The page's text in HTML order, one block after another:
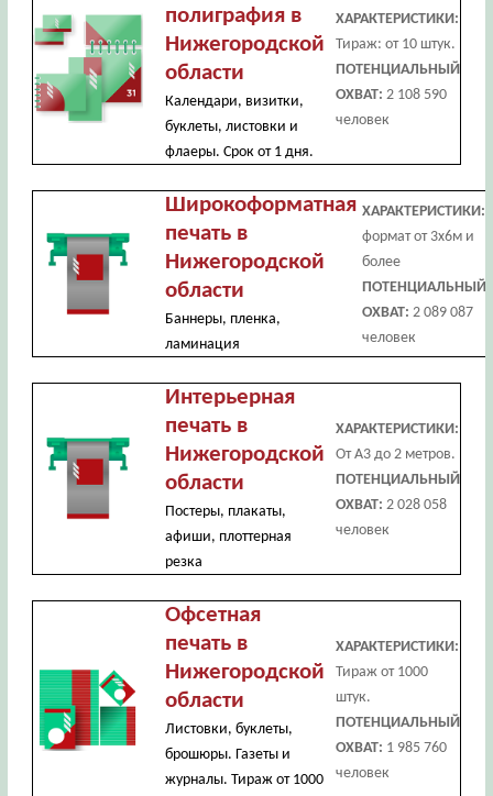
полиграфия в
Нижегородской
области
Календари, визитки,
буклеты, листовки и
флаеры. Срок от 1 дня.
ХАРАКТЕРИСТИКИ:
Тираж: от 10 штук.
ПОТЕНЦИАЛЬНЫЙ
ОХВАТ: 2 108 590
человек
Широкоформатная
печать в
Нижегородской
области
Баннеры, пленка,
ламинация
ХАРАКТЕРИСТИКИ:
формат от 3х6м и
более
ПОТЕНЦИАЛЬНЫЙ
ОХВАТ: 2 089 087
человек
Интерьерная
печать в
Нижегородской
области
Постеры, плакаты,
афиши, плоттерная
резка
ХАРАКТЕРИСТИКИ:
От А3 до 2 метров.
ПОТЕНЦИАЛЬНЫЙ
ОХВАТ: 2 028 058
человек
Офсетная
печать в
Нижегородской
области
Листовки, буклеты,
брошюры. Газеты и
журналы. Тираж от 1000
ХАРАКТЕРИСТИКИ:
Тираж от 1000
штук.
ПОТЕНЦИАЛЬНЫЙ
ОХВАТ: 1 985 760
человек